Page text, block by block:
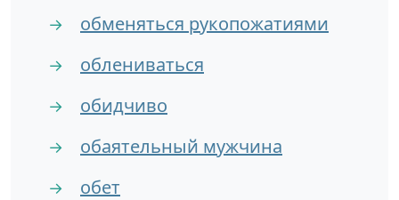
→ обменяться рукопожатиями
→ облениваться
→ обидчиво
→ обаятельный мужчина
→ обет